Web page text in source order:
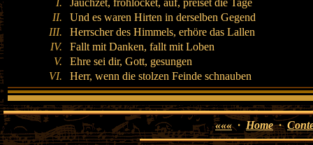
I.
Jauchzet, frohlocket, auf, preiset die Tage
II.
Und es waren Hirten in derselben Gegend
III.
Herrscher des Himmels, erhöre das Lallen
IV.
Fallt mit Danken, fallt mit Loben
V.
Ehre sei dir, Gott, gesungen
VI.
Herr, wenn die stolzen Feinde schnauben
«««·Home·